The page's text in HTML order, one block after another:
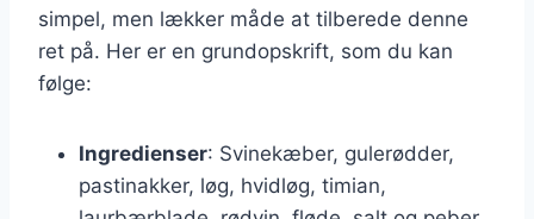
simpel, men lækker måde at tilberede denne
ret på. Her er en grundopskrift, som du kan
følge:
Ingredienser: Svinekæber, gulerødder,
pastinakker, løg, hvidløg, timian,